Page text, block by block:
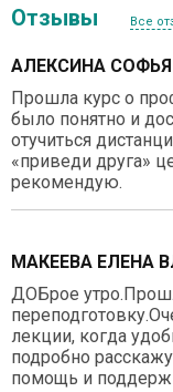
Отзывы Все
АЛЕКСИНА
Прошла курс о
было понятно и
отучиться
«приведи друга»
рекомендую.
МАКЕЕВА ЕЛЕНА
ДОБрое
лекции, когда
подробно
помощь и